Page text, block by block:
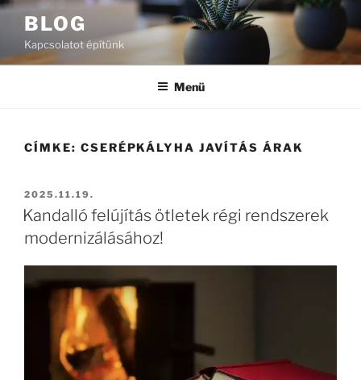
Tartalomhoz
BLOG
Kapcsolatot építünk
Menü
CÍMKE: CSERÉPKÁLYHA JAVÍTÁS ÁRAK
BEKÜLDVE:
2025.11.19.
Kandalló felújítás ötletek régi rendszerek
modernizálásához!